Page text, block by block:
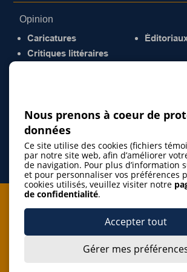
Opinion
Caricatures
Critiques littéraires
Je m'abonne à
J’accepte de m’abonner à l’infolettre de La Gazette
Nous prenons à coeur de
données
Ce site utilise des cookies (fichiers
par notre site web, afin d’améliorer
de navigation. Pour plus d’information
et pour personnaliser vos préférences
cookies utilisés, veuillez visiter notre
de confidentialité.
Accepter tout
Gérer mes